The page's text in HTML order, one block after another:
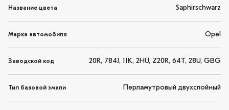
Название цвета Saphirschwarz
Марка автомобиля Opel
Заводской код 20R, 784J, 11K, 2HU, Z20R, 64T, 28U, GBG
Тип базовой эмали Перламутровый двухслойный